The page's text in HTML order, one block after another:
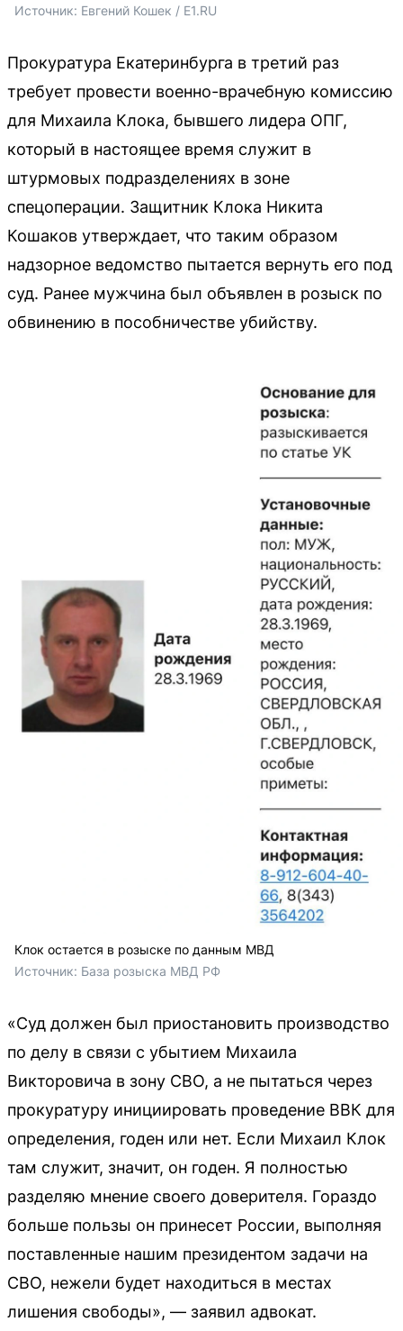
Источник: Евгений Кошек / E1.RU
Прокуратура Екатеринбурга в третий раз
требует провести военно-врачебную комиссию
для Михаила Клока, бывшего лидера ОПГ,
который в настоящее время служит в
штурмовых подразделениях в зоне
спецоперации. Защитник Клока Никита
Кошаков утверждает, что таким образом
надзорное ведомство пытается вернуть его под
суд. Ранее мужчина был объявлен в розыск по
обвинению в пособничестве убийству.
Клок остается в розыске по данным МВД
Источник: База розыска МВД РФ
«Суд должен был приостановить производство
по делу в связи с убытием Михаила
Викторовича в зону СВО, а не пытаться через
прокуратуру инициировать проведение ВВК для
определения, годен или нет. Если Михаил Клок
там служит, значит, он годен. Я полностью
разделяю мнение своего доверителя. Гораздо
больше пользы он принесет России, выполняя
поставленные нашим президентом задачи на
СВО, нежели будет находиться в местах
лишения свободы», — заявил адвокат.